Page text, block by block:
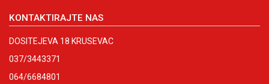
KONTAKTIRAJTE NAS
DOSITEJEVA 18 KRUSEVAC
037/3443371
064/6684801